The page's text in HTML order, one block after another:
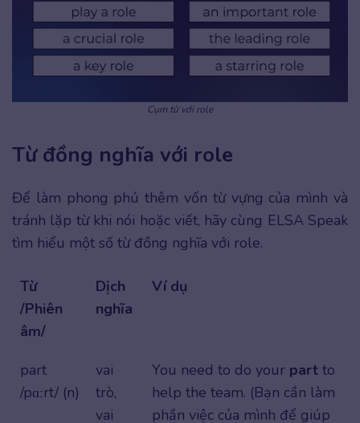
Cụm từ với role
Từ đồng nghĩa với role
Để làm phong phú thêm vốn từ vựng của mình và
tránh lặp từ khi nói hoặc viết, hãy cùng ELSA Speak
tìm hiểu một số từ đồng nghĩa với role.
Từ
/Phiên
âm/
Dịch
nghĩa
Ví dụ
part
/pɑːrt/ (n)
vai
trò,
vai
You need to do your part to
help the team. (Bạn cần làm
phần việc của mình để giúp